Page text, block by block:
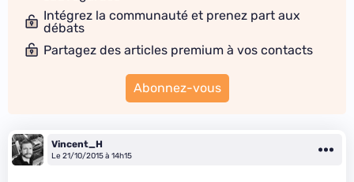
Intégrez la communauté et prenez part aux
débats
Partagez des articles premium à vos contacts
Abonnez-vous
Vincent_H
Le 21/10/2015 à 14h15